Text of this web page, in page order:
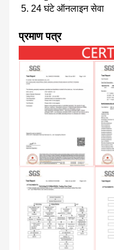
5. 24 घंटे ऑनलाइन सेवा
प्रमाण पत्र